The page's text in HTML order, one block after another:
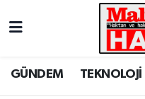
GÜNDEM TEKNOLOJİ
Nöbetçi Eczaneler